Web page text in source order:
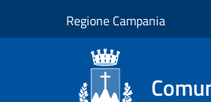
Regione Campania